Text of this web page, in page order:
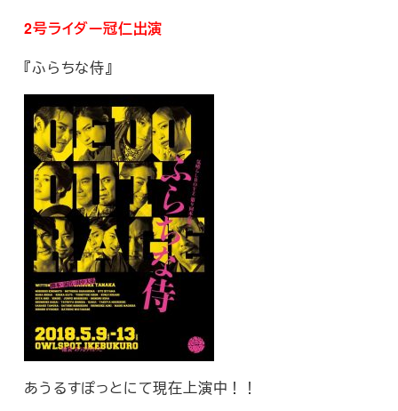
2号ライダー冠仁出演
『ふらちな侍』
あうるすぽっとにて現在上演中！！